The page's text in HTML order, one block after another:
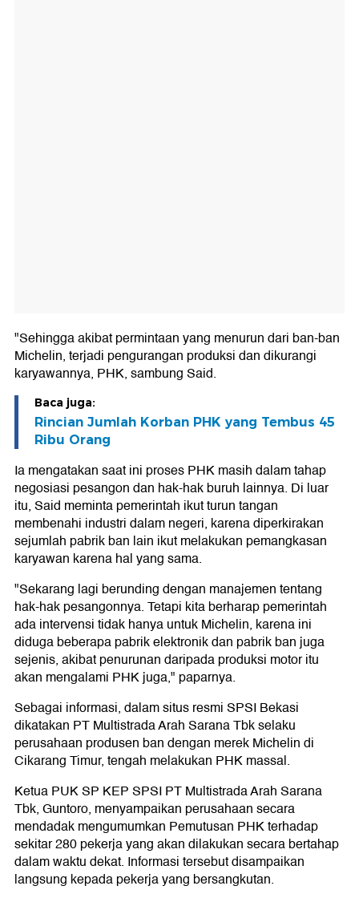
"Sehingga akibat permintaan yang menurun dari ban-ban
Michelin, terjadi pengurangan produksi dan dikurangi
karyawannya, PHK, sambung Said.
Baca juga:
Rincian Jumlah Korban PHK yang Tembus 45
Ribu Orang
Ia mengatakan saat ini proses PHK masih dalam tahap
negosiasi pesangon dan hak-hak buruh lainnya. Di luar
itu, Said meminta pemerintah ikut turun tangan
membenahi industri dalam negeri, karena diperkirakan
sejumlah pabrik ban lain ikut melakukan pemangkasan
karyawan karena hal yang sama.
"Sekarang lagi berunding dengan manajemen tentang
hak-hak pesangonnya. Tetapi kita berharap pemerintah
ada intervensi tidak hanya untuk Michelin, karena ini
diduga beberapa pabrik elektronik dan pabrik ban juga
sejenis, akibat penurunan daripada produksi motor itu
akan mengalami PHK juga," paparnya.
Sebagai informasi, dalam situs resmi SPSI Bekasi
dikatakan PT Multistrada Arah Sarana Tbk selaku
perusahaan produsen ban dengan merek Michelin di
Cikarang Timur, tengah melakukan PHK massal.
Ketua PUK SP KEP SPSI PT Multistrada Arah Sarana
Tbk, Guntoro, menyampaikan perusahaan secara
mendadak mengumumkan Pemutusan PHK terhadap
sekitar 280 pekerja yang akan dilakukan secara bertahap
dalam waktu dekat. Informasi tersebut disampaikan
langsung kepada pekerja yang bersangkutan.